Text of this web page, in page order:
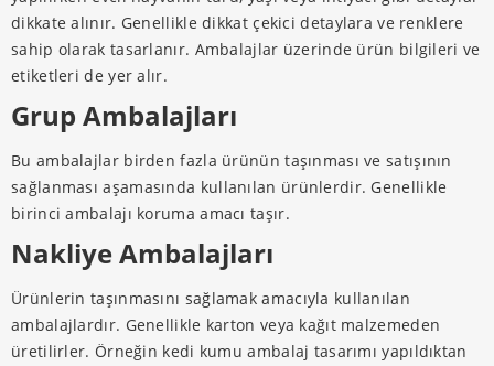
dikkate alınır. Genellikle dikkat çekici detaylara ve renklere
sahip olarak tasarlanır. Ambalajlar üzerinde ürün bilgileri ve
etiketleri de yer alır.
Grup Ambalajları
Bu ambalajlar birden fazla ürünün taşınması ve satışının
sağlanması aşamasında kullanılan ürünlerdir. Genellikle
birinci ambalajı koruma amacı taşır.
Nakliye Ambalajları
Ürünlerin taşınmasını sağlamak amacıyla kullanılan
ambalajlardır. Genellikle karton veya kağıt malzemeden
üretilirler. Örneğin kedi kumu ambalaj tasarımı yapıldıktan